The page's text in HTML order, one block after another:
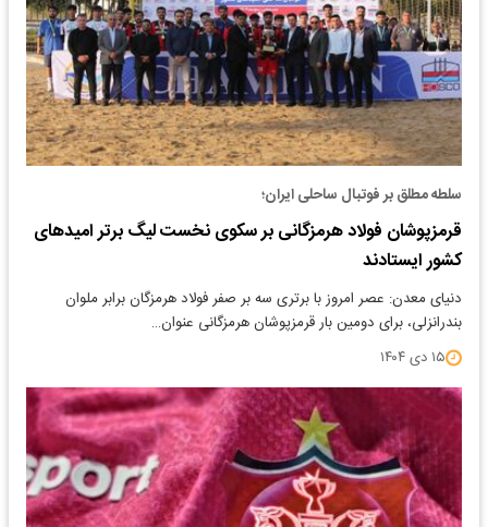
سلطه مطلق بر فوتبال ساحلی ایران؛
قرمزپوشان فولاد هرمزگانی بر سکوی نخست لیگ برتر امیدهای
کشور ایستادند
دنیای معدن: عصر امروز با برتری سه بر صفر فولاد هرمزگان برابر ملوان
بندرانزلی، برای دومین بار قرمزپوشان هرمزگانی عنوان…
۱۵ دی ۱۴۰۴